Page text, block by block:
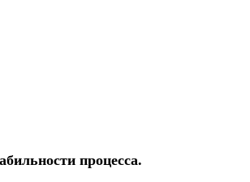
процесса.